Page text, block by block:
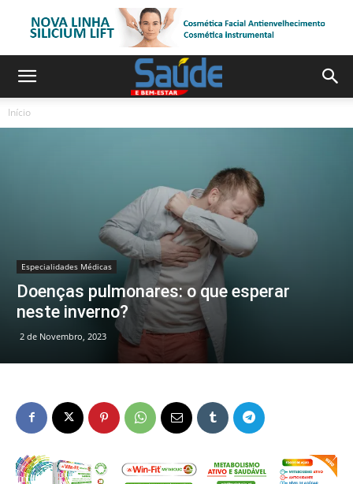
Início
Especialidades Médicas
Doenças pulmonares: o que esperar
neste inverno?
2 de Novembro, 2023